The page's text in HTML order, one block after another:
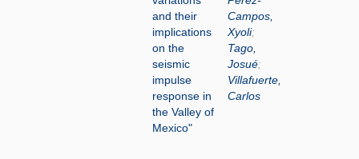
and their
implications
on the
seismic
impulse
response in
the Valley of
Mexico"
Campos,
Xyoli;
Tago,
Josué;
Villafuerte,
Carlos